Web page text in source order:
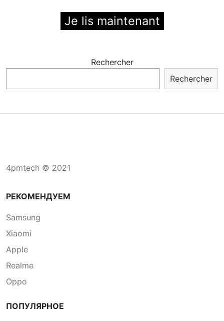
Je lis maintenant
Rechercher
Rechercher
4pmtech © 2021
РЕКОМЕНДУЕМ
Samsung
Xiaomi
Apple
Realme
Oppo
ПОПУЛЯРНОЕ